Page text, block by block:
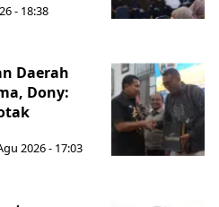
- 18:38
Daerah
Dony:
2026 - 17:03